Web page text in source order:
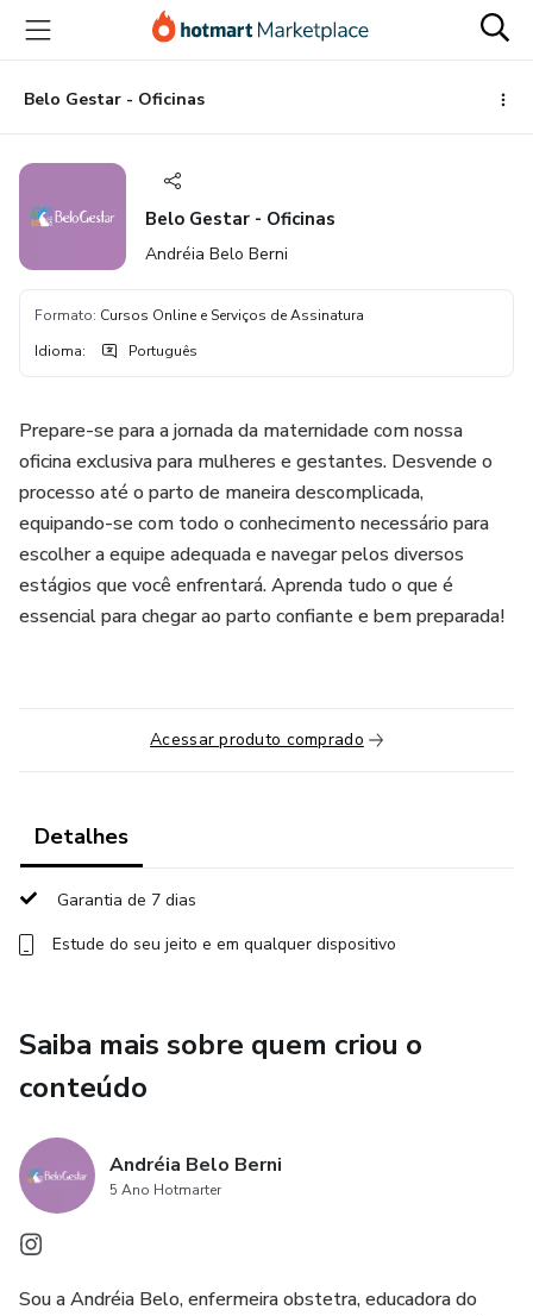
para
conteúdo
principal
para
pagamento
para
rodapé
Belo Gestar - Oficinas
Belo Gestar - Oficinas
Andréia Belo Berni
Formato: Cursos Online e Serviços de Assinatura
Idioma: Português
Prepare-se para a jornada da maternidade com nossa
oficina exclusiva para mulheres e gestantes. Desvende o
processo até o parto de maneira descomplicada,
equipando-se com todo o conhecimento necessário para
escolher a equipe adequada e navegar pelos diversos
estágios que você enfrentará. Aprenda tudo o que é
essencial para chegar ao parto confiante e bem preparada!
Acessar produto comprado
Detalhes
Garantia de 7 dias
Estude do seu jeito e em qualquer dispositivo
Saiba mais sobre quem criou o
conteúdo
Andréia Belo Berni
5 Ano Hotmarter
Sou a Andréia Belo, enfermeira obstetra, educadora do